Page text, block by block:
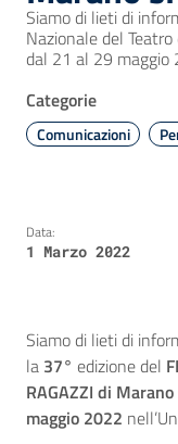
Siamo di lieti di
Nazionale del
dal 21 al 29 maggio
Categorie
Comunicazioni
Data:
1 Marzo 2022
Siamo di lieti di
la 37° edizione del
RAGAZZI di Marano
maggio 2022